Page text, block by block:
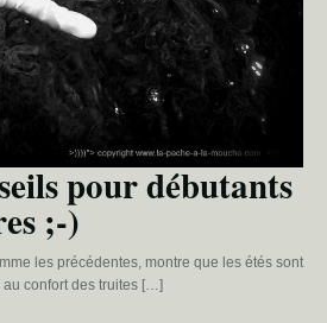
pour débutants
;-)
les précédentes, montre que les étés sont
confort des truites […]